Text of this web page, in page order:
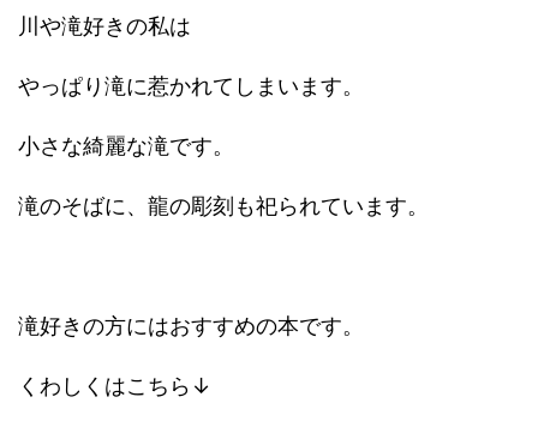
川や滝好きの私は
やっぱり滝に惹かれてしまいます。
小さな綺麗な滝です。
滝のそばに、龍の彫刻も祀られています。
滝好きの方にはおすすめの本です。
くわしくはこちら↓